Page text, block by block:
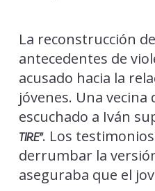
La reconstrucción
antecedentes de
acusado hacia la
jóvenes. Una
escuchado a Iván
TIRE”. Los
derrumbar la
aseguraba que el